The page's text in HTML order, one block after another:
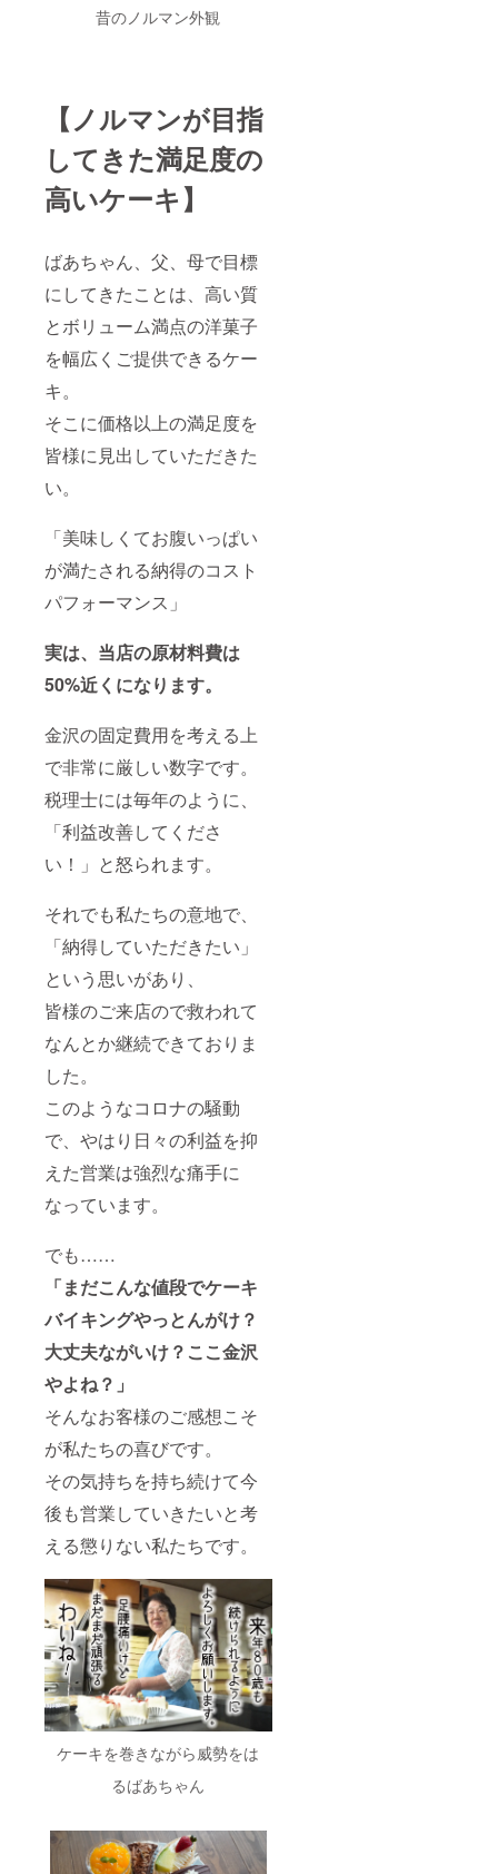
昔のノルマン外観
【ノルマンが目指
してきた満足度の
高いケーキ】
ばあちゃん、父、母で目標
にしてきたことは、高い質
とボリューム満点の洋菓子
を幅広くご提供できるケー
キ。
そこに価格以上の満足度を
皆様に見出していただきた
い。
「美味しくてお腹いっぱい
が満たされる納得のコスト
パフォーマンス」
実は、当店の原材料費は
50%近くになります。
金沢の固定費用を考える上
で非常に厳しい数字です。
税理士には毎年のように、
「利益改善してくださ
い！」と怒られます。
それでも私たちの意地で、
「納得していただきたい」
という思いがあり、
皆様のご来店ので救われて
なんとか継続できておりま
した。
このようなコロナの騒動
で、やはり日々の利益を抑
えた営業は強烈な痛手に
なっています。
でも……
「まだこんな値段でケーキ
バイキングやっとんがけ？
大丈夫ながいけ？ここ金沢
やよね？」
そんなお客様のご感想こそ
が私たちの喜びです。
その気持ちを持ち続けて今
後も営業していきたいと考
える懲りない私たちです。
ケーキを巻きながら威勢をは
るばあちゃん